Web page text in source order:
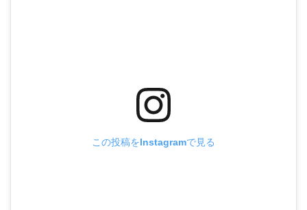
この投稿をInstagramで見る